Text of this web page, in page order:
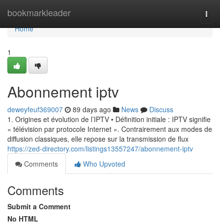
bookmarkleader
Home
Home
1
Abonnement iptv
deweyfeuf369007 89 days ago News
Discuss
1. Origines et évolution de l’IPTV • Définition initiale : IPTV signifie
« télévision par protocole Internet ». Contrairement aux modes de
diffusion classiques, elle repose sur la transmission de flux
https://zed-directory.com/listings13557247/abonnement-iptv
Comments
Who Upvoted
Comments
Submit a Comment
No HTML